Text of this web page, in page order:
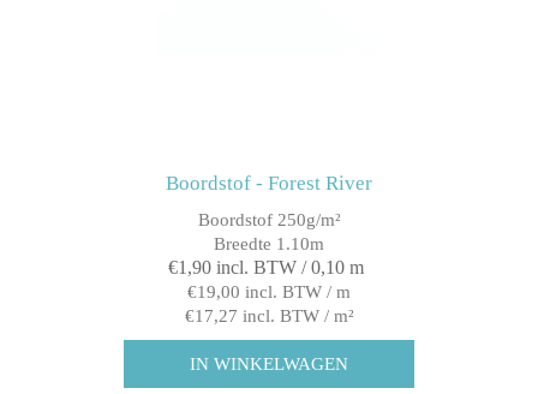
Boordstof - Forest River
Boordstof 250g/m²
Breedte 1.10m
€1,90 incl. BTW / 0,10 m
€19,00 incl. BTW / m
€17,27 incl. BTW / m²